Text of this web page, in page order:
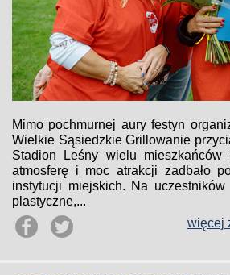
Mimo pochmurnej aury festyn
Wielkie Sąsiedzkie Grillowanie
Stadion Leśny wielu mieszkańców
atmosferę i moc atrakcji zadbało
instytucji miejskich. Na uczestników
plastyczne,...
więcej